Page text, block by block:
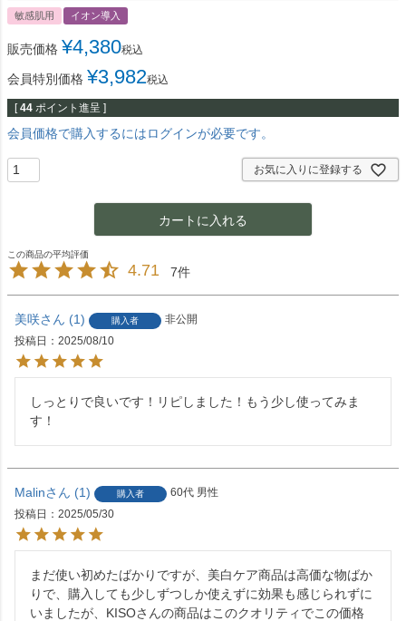
敏感肌用 イオン導入
販売価格 ¥4,380税込
会員特別価格 ¥3,982税込
[ 44 ポイント進呈 ]
会員価格で購入するにはログインが必要です。
お気に入りに登録する
カートに入れる
4.71 7
美咲 1 購入者
非公開
投稿日
2025/08/10
しっとりで良いです！リピしました！もう少し使ってみま
す！
Malin 1 購入者 60代 男性
投稿日
2025/05/30
まだ使い初めたばかりですが、美白ケア商品は高価な物ばか
りで、購入しても少しずつしか使えずに効果も感じられずに
いましたが、KISOさんの商品はこのクオリティでこの価格